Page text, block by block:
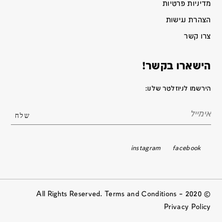
מדיניות פרטיות
הצהרת נגישות
צרו קשר
הישארו בקשר!
הירשמו לניוזלטר שלנו:
facebook
instagram
© 2020 All Rights Reserved. Terms and Conditions –
Privacy Policy